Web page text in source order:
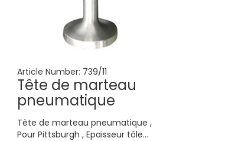
Article Number: 739/11
Tête de marteau
pneumatique
Tête de marteau pneumatique ,
Pour Pittsburgh , Epaisseur tôle